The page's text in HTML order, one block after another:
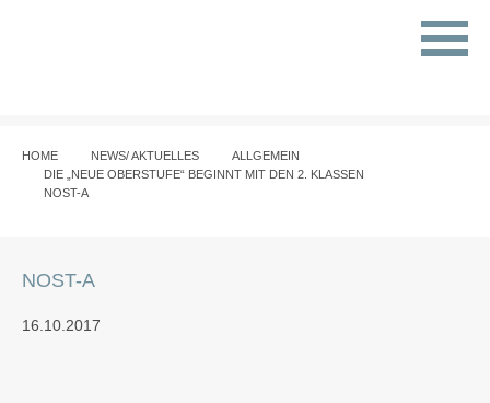
HOME NEWS/ AKTUELLES
ALLGEMEIN
DIE „NEUE OBERSTUFE“ BEGINNT MIT DEN 2. KLASSEN
NOST-A
NOST-A
16.10.2017